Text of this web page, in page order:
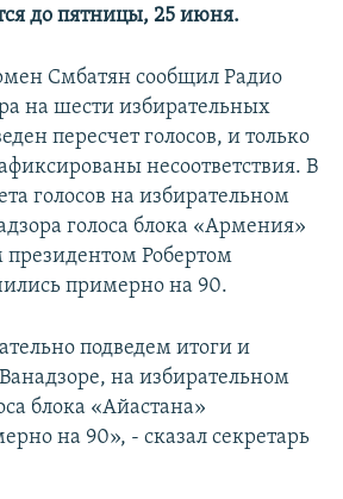
до пятницы, 25 июня.
Смбатян сообщил Радио
на шести избирательных
пересчет голосов, и только
несоответствия. В
голосов на избирательном
голоса блока «Армения»
президентом Робертом
примерно на 90.
подведем итоги и
на избирательном
блока «Айастана»
на 90», - сказал секретарь